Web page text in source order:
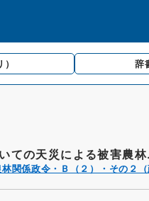
辞
ての天災による被害農
林関係政令・Ｂ（２）・その２